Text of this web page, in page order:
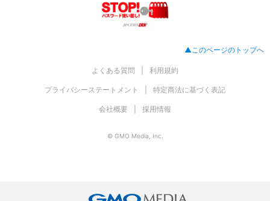
▲このページのトップへ
よくある質問 利用規約
プライバシーステートメント 特定商法に基づく表記
会社概要 採用情報
© GMO Media, Inc.